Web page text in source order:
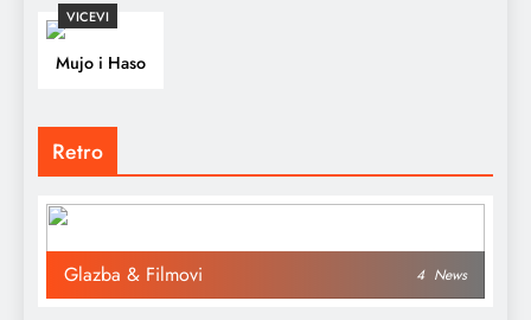
VICEVI
Mujo i Haso
Retro
Glazba & Filmovi 4 News